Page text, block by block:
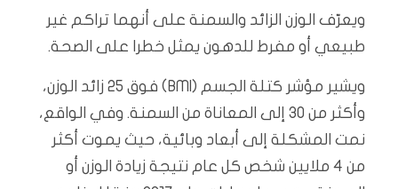
ويعرّف الوزن الزائد والسمنة على أنهما تراكم غير
طبيعي أو مفرط للدهون يمثل خطرا على الصحة.
ويشير مؤشر كتلة الجسم (BMI) فوق 25 زائد الوزن،
وأكثر من 30 إلى المعاناة من السمنة. وفي الواقع،
نمت المشكلة إلى أبعاد وبائية، حيث يموت أكثر
من 4 ملايين شخص كل عام نتيجة زيادة الوزن أو